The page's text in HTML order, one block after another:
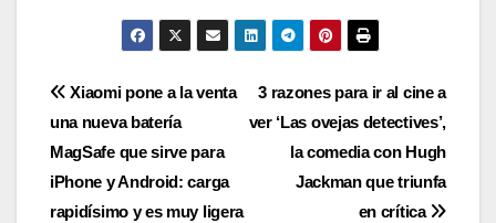
Navegación
de
entradas
3 razones para ir al cine a
ver ‘Las ovejas detectives’,
la comedia con Hugh
Jackman que triunfa
en crítica
Xiaomi pone a la venta
una nueva batería
MagSafe que sirve para
iPhone y Android: carga
rapidísimo y es muy ligera